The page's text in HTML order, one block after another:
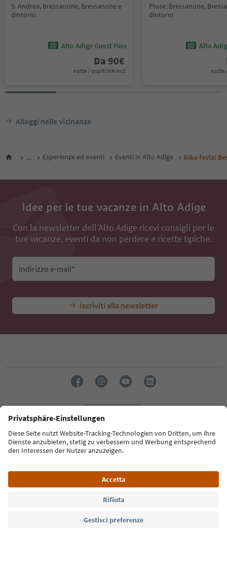
S. Andrea, Bressanone, Bressanone e
dintorni
Alto Adige Guest Pass
Da 90€
notte / ospiti IVA incl.
Plose, Bressanone,
dintorni
Alto
notte
Alloggi nelle vicinanze
... Esperienze ed eventi Eventi in Alto Adige bike festa:
Idee per le tue vacanze in Alto Adige
Con la newsletter dell’Alto Adige ricevi consigli per le
tue vacanze, eventi da non perdere e ricette tipiche.
Indirizzo e-mail*
Iscriviti alla newsletter
Südtirol Guide App